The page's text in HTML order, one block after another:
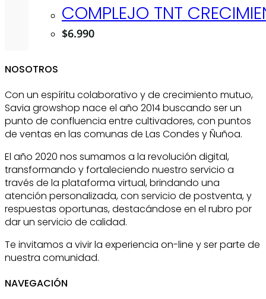
COMPLEJO TNT
$6.990
NOSOTROS
Con un espíritu colaborativo y de crecimiento mutuo,
Savia growshop nace el año 2014 buscando ser un
punto de confluencia entre cultivadores, con puntos
de ventas en las comunas de Las Condes y Ñuñoa.
El año 2020 nos sumamos a la revolución digital,
transformando y fortaleciendo nuestro servicio a
través de la plataforma virtual, brindando una
atención personalizada, con servicio de postventa, y
respuestas oportunas, destacándose en el rubro por
dar un servicio de calidad.
Te invitamos a vivir la experiencia on-line y ser parte de
nuestra comunidad.
NAVEGACIÓN